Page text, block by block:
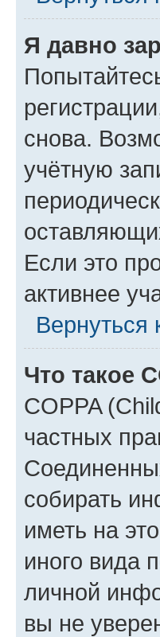
Я давно
снова.
учётную
Если это
активнее
Вернуться
Что такое
COPPA
частных
собирать
иметь на
иного вида
личной
вы не